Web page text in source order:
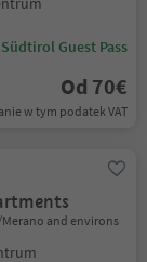
Südtirol Guest Pass
Od 70€
w tym podatek VAT
and environs